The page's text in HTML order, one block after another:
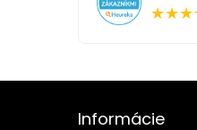
Informácie